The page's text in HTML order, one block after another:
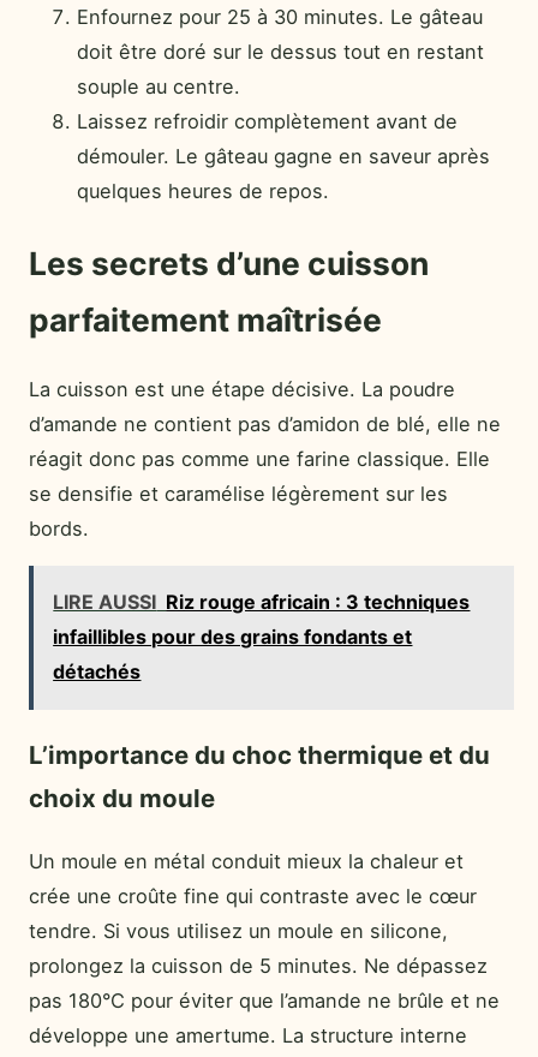
Enfournez pour 25 à 30 minutes. Le gâteau
doit être doré sur le dessus tout en restant
souple au centre.
Laissez refroidir complètement avant de
démouler. Le gâteau gagne en saveur après
quelques heures de repos.
Les secrets d’une cuisson
parfaitement maîtrisée
La cuisson est une étape décisive. La poudre
d’amande ne contient pas d’amidon de blé, elle ne
réagit donc pas comme une farine classique. Elle
se densifie et caramélise légèrement sur les
bords.
LIRE AUSSI Riz rouge africain : 3 techniques
infaillibles pour des grains fondants et
détachés
L’importance du choc thermique et du
choix du moule
Un moule en métal conduit mieux la chaleur et
crée une croûte fine qui contraste avec le cœur
tendre. Si vous utilisez un moule en silicone,
prolongez la cuisson de 5 minutes. Ne dépassez
pas 180°C pour éviter que l’amande ne brûle et ne
développe une amertume. La structure interne